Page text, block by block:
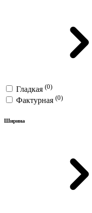
Гладкая (0)
Фактурная (0)
Ширина